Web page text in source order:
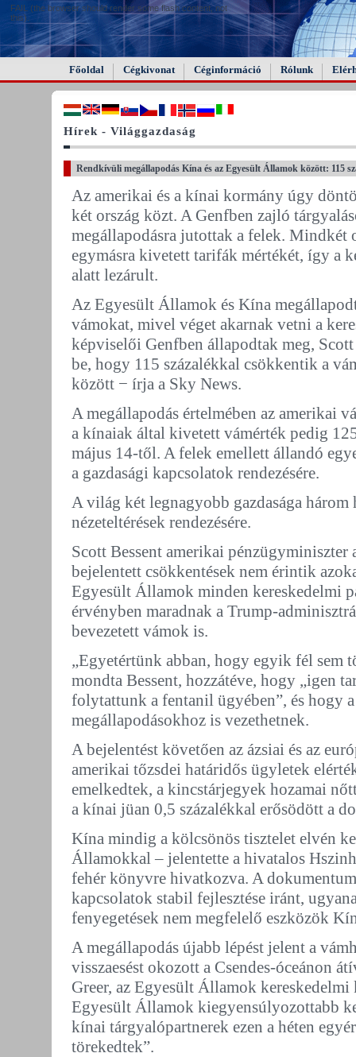
FAIL (the browser should render some flash content, not
this).
Főoldal Cégkivonat Céginformáció Rólunk
Hírek - Világgazdaság
Rendkívüli megállapodás Kína és az Egyesült Államok között: 115
Az amerikai és a kínai kormány úgy
két ország közt. A Genfben zajló
megállapodásra jutottak a felek. Mindkét
egymásra kivetett tarifák mértékét, így a
alatt lezárult.
Az Egyesült Államok és Kína
vámokat, mivel véget akarnak vetni a
képviselői Genfben állapodtak meg,
be, hogy 115 százalékkal csökkentik a
között − írja a Sky News.
A megállapodás értelmében az amerikai
a kínaiak által kivetett vámérték pedig
május 14-től. A felek emellett állandó
a gazdasági kapcsolatok rendezésére.
A világ két legnagyobb gazdasága
nézeteltérések rendezésére.
Scott Bessent amerikai pénzügyminiszter
bejelentett csökkentések nem érintik
Egyesült Államok minden kereskedelmi
érvényben maradnak a Trump-
bevezetett vámok is.
„Egyetértünk abban, hogy egyik fél sem
mondta Bessent, hozzátéve, hogy „igen
folytattunk a fentanil ügyében”, és hogy
megállapodásokhoz is vezethetnek.
A bejelentést követően az ázsiai és az
amerikai tőzsdei határidős ügyletek
emelkedtek, a kincstárjegyek hozamai
a kínai jüan 0,5 százalékkal erősödött a
Kína mindig a kölcsönös tisztelet elvén
Államokkal – jelentette a hivatalos
fehér könyvre hivatkozva. A
kapcsolatok stabil fejlesztése iránt,
fenyegetések nem megfelelő eszközök
A megállapodás újabb lépést jelent a
visszaesést okozott a Csendes-óceánon
Greer, az Egyesült Államok
Egyesült Államok kiegyensúlyozottabb
kínai tárgyalópartnerek ezen a héten
törekedtek”.